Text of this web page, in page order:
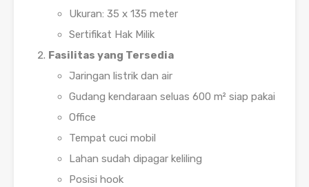
Ukuran: 35 x 135 meter
Sertifikat Hak Milik
Fasilitas yang Tersedia
Jaringan listrik dan air
Gudang kendaraan seluas 600 m² siap pakai
Office
Tempat cuci mobil
Lahan sudah dipagar keliling
Posisi hook